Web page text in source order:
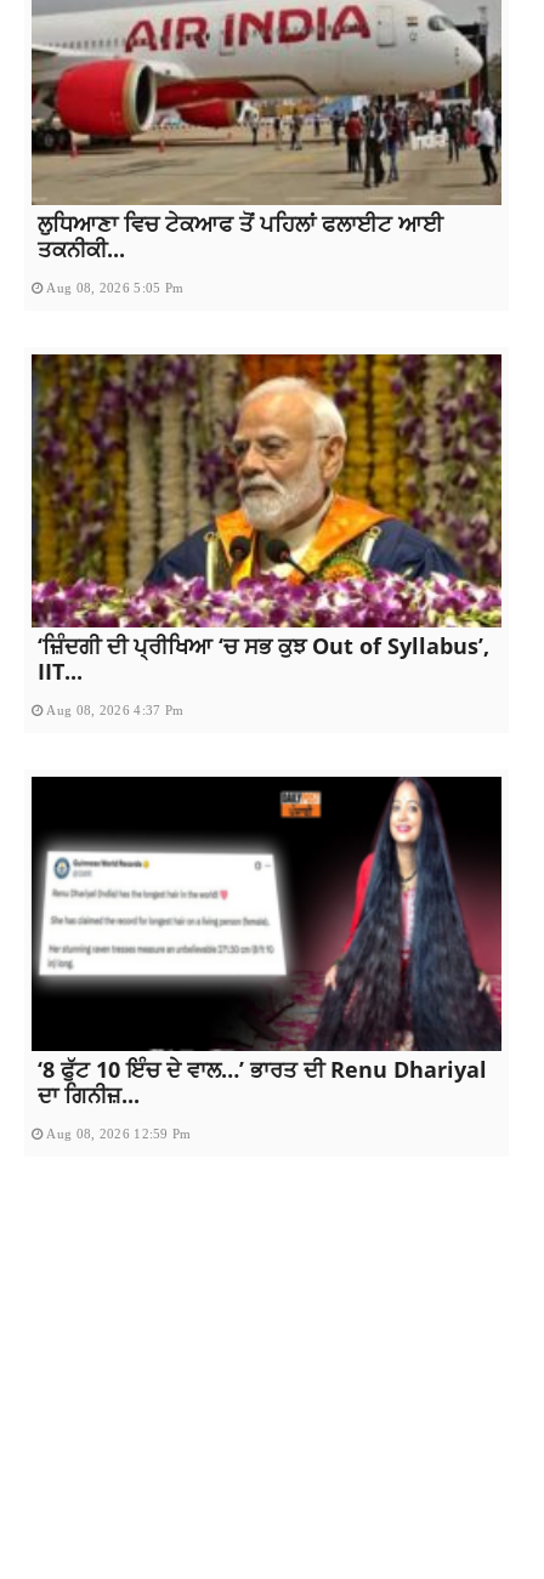
ਲੁਧਿਆਣਾ ਵਿਚ ਟੇਕਆਫ ਤੋਂ ਪਹਿਲਾਂ ਫਲਾਈਟ ਆਈ
ਤਕਨੀਕੀ...
Aug 08, 2026 5:05 Pm
‘ਜ਼ਿੰਦਗੀ ਦੀ ਪ੍ਰੀਖਿਆ ‘ਚ ਸਭ ਕੁਝ Out of Syllabus’,
IIT...
Aug 08, 2026 4:37 Pm
‘8 ਫੁੱਟ 10 ਇੰਚ ਦੇ ਵਾਲ…’ ਭਾਰਤ ਦੀ Renu Dhariyal
ਦਾ ਗਿਨੀਜ਼...
Aug 08, 2026 12:59 Pm